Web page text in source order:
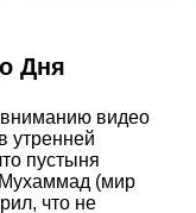
Дня
вниманию видео
утренней
пустыня
Мухаммад (мир
что не